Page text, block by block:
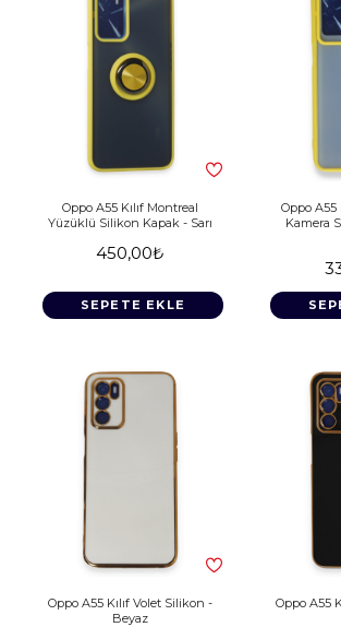
Oppo A55 Kılıf Montreal
Yüzüklü Silikon Kapak - Sarı
450,00₺
SEPETE EKLE
Oppo A55
Kamera
Oppo A55 Kılıf Volet Silikon -
Beyaz
Oppo A55